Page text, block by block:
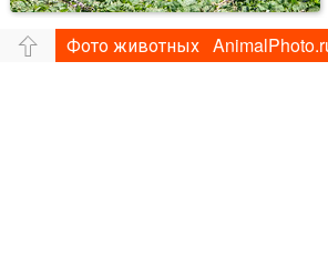
Фото животных